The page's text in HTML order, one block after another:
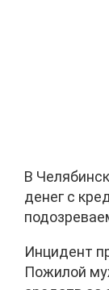
В
денег с
Инцидент
Пожилой